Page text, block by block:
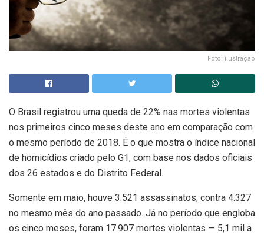
Foto: ilustração
O Brasil registrou uma queda de 22% nas mortes violentas
nos primeiros cinco meses deste ano em comparação com
o mesmo período de 2018. É o que mostra o índice nacional
de homicídios criado pelo G1, com base nos dados oficiais
dos 26 estados e do Distrito Federal.
Somente em maio, houve 3.521 assassinatos, contra 4.327
no mesmo mês do ano passado. Já no período que engloba
os cinco meses, foram 17.907 mortes violentas — 5,1 mil a